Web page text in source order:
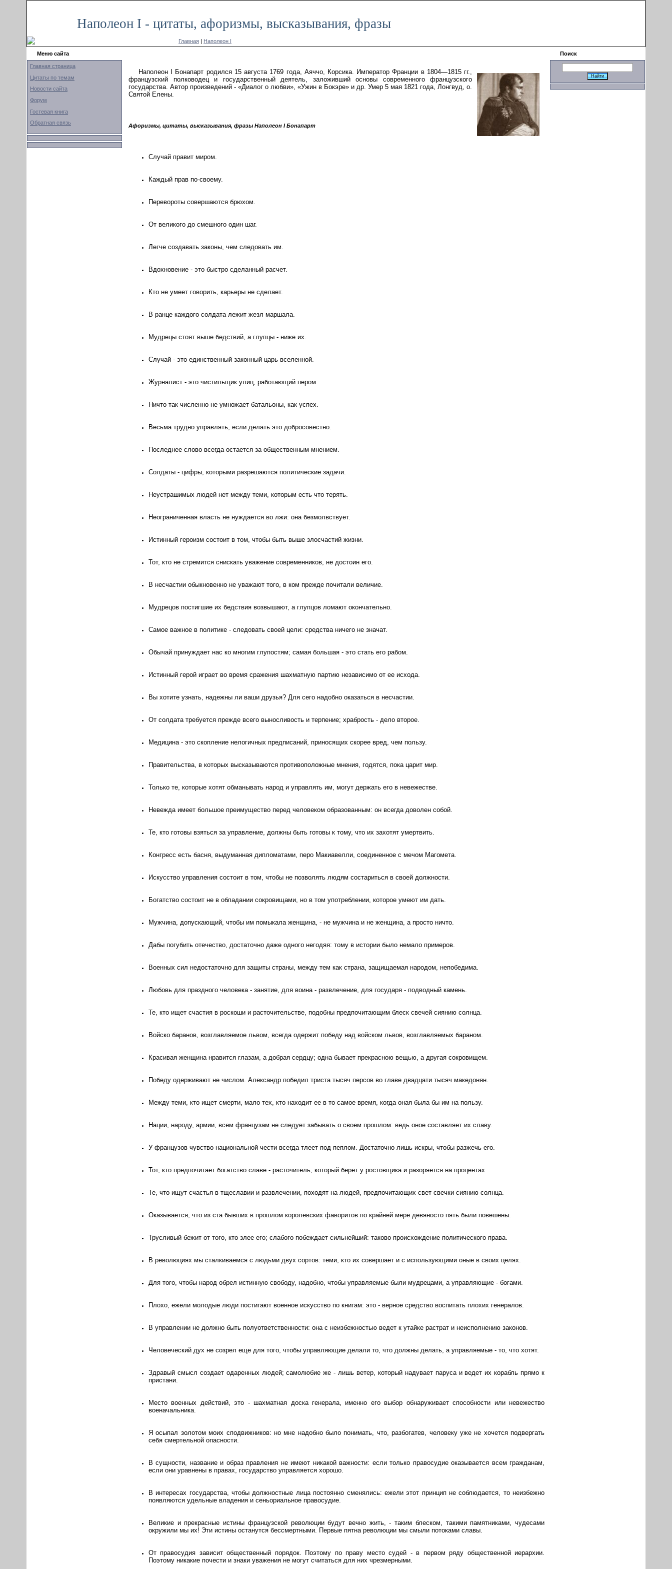
Наполеон I - цитаты, афоризмы, высказывания, фразы
Главная | Наполеон I
Меню сайта
Главная страница
Цитаты по темам
Новости сайта
Форум
Гостевая книга
Обратная связь
Наполеон I Бонапарт родился 15 августа 1769 года, Аяччо, Корсика. Император Франции в 1804—1815 гг.,
французский полководец и государственный деятель, заложивший основы современного французского
государства. Автор произведений - «Диалог о любви», «Ужин в Бокэре» и др. Умер 5 мая 1821 года, Лонгвуд, о.
Святой Елены.
Афоризмы, цитаты, высказывания, фразы Наполеон I Бонапарт
Случай правит миром.
Каждый прав по-своему.
Перевороты совершаются брюхом.
От великого до смешного один шаг.
Легче создавать законы, чем следовать им.
Вдохновение - это быстро сделанный расчет.
Кто не умеет говорить, карьеры не сделает.
В ранце каждого солдата лежит жезл маршала.
Мудрецы стоят выше бедствий, а глупцы - ниже их.
Случай - это единственный законный царь вселенной.
Журналист - это чистильщик улиц, работающий пером.
Ничто так численно не умножает батальоны, как успех.
Весьма трудно управлять, если делать это добросовестно.
Последнее слово всегда остается за общественным мнением.
Солдаты - цифры, которыми разрешаются политические задачи.
Неустрашимых людей нет между теми, которым есть что терять.
Неограниченная власть не нуждается во лжи: она безмолвствует.
Истинный героизм состоит в том, чтобы быть выше злосчастий жизни.
Тот, кто не стремится снискать уважение современников, не достоин его.
В несчастии обыкновенно не уважают того, в ком прежде почитали величие.
Мудрецов постигшие их бедствия возвышают, а глупцов ломают окончательно.
Самое важное в политике - следовать своей цели: средства ничего не значат.
Обычай принуждает нас ко многим глупостям; самая большая - это стать его рабом.
Истинный герой играет во время сражения шахматную партию независимо от ее исхода.
Вы хотите узнать, надежны ли ваши друзья? Для сего надобно оказаться в несчастии.
От солдата требуется прежде всего выносливость и терпение; храбрость - дело второе.
Медицина - это скопление нелогичных предписаний, приносящих скорее вред, чем пользу.
Правительства, в которых высказываются противоположные мнения, годятся, пока царит мир.
Только те, которые хотят обманывать народ и управлять им, могут держать его в невежестве.
Невежда имеет большое преимущество перед человеком образованным: он всегда доволен собой.
Те, кто готовы взяться за управление, должны быть готовы к тому, что их захотят умертвить.
Конгресс есть басня, выдуманная дипломатами, перо Макиавелли, соединенное с мечом Магомета.
Искусство управления состоит в том, чтобы не позволять людям состариться в своей должности.
Богатство состоит не в обладании сокровищами, но в том употреблении, которое умеют им дать.
Мужчина, допускающий, чтобы им помыкала женщина, - не мужчина и не женщина, а просто ничто.
Дабы погубить отечество, достаточно даже одного негодяя: тому в истории было немало примеров.
Военных сил недостаточно для защиты страны, между тем как страна, защищаемая народом, непобедима.
Любовь для праздного человека - занятие, для воина - развлечение, для государя - подводный камень.
Те, кто ищет счастия в роскоши и расточительстве, подобны предпочитающим блеск свечей сиянию солнца.
Войско баранов, возглавляемое львом, всегда одержит победу над войском львов, возглавляемых бараном.
Красивая женщина нравится глазам, а добрая сердцу; одна бывает прекрасною вещью, а другая сокровищем.
Победу одерживают не числом. Александр победил триста тысяч персов во главе двадцати тысяч македонян.
Между теми, кто ищет смерти, мало тех, кто находит ее в то самое время, когда оная была бы им на пользу.
Нации, народу, армии, всем французам не следует забывать о своем прошлом: ведь оное составляет их славу.
У французов чувство национальной чести всегда тлеет под пеплом. Достаточно лишь искры, чтобы разжечь его.
Тот, кто предпочитает богатство славе - расточитель, который берет у ростовщика и разоряется на процентах.
Те, что ищут счастья в тщеславии и развлечении, походят на людей, предпочитающих свет свечки сиянию солнца.
Оказывается, что из ста бывших в прошлом королевских фаворитов по крайней мере девяносто пять были повешены.
Трусливый бежит от того, кто злее его; слабого побеждает сильнейший: таково происхождение политического права.
В революциях мы сталкиваемся с людьми двух сортов: теми, кто их совершает и с использующими оные в своих целях.
Для того, чтобы народ обрел истинную свободу, надобно, чтобы управляемые были мудрецами, а управляющие - богами.
Плохо, ежели молодые люди постигают военное искусство по книгам: это - верное средство воспитать плохих генералов.
В управлении не должно быть полуответственности: она с неизбежностью ведет к утайке растрат и неисполнению законов.
Человеческий дух не созрел еще для того, чтобы управляющие делали то, что должны делать, а управляемые - то, что хотят.
Здравый смысл создает одаренных людей; самолюбие же - лишь ветер, который надувает паруса и ведет их корабль прямо к
пристани.
Место военных действий, это - шахматная доска генерала, именно его выбор обнаруживает способности или невежество
военачальника.
Я осыпал золотом моих сподвижников: но мне надобно было понимать, что, разбогатев, человеку уже не хочется подвергать
себя смертельной опасности.
В сущности, название и образ правления не имеют никакой важности: если только правосудие оказывается всем гражданам,
если они уравнены в правах, государство управляется хорошо.
В интересах государства, чтобы должностные лица постоянно сменялись: ежели этот принцип не соблюдается, то неизбежно
появляются удельные владения и сеньориальное правосудие.
Великие и прекрасные истины французской революции будут вечно жить, - таким блеском, такими памятниками, чудесами
окружили мы их! Эти истины останутся бессмертными. Первые пятна революции мы смыли потоками славы.
От правосудия зависит общественный порядок. Поэтому по праву место судей - в первом ряду общественной иерархии.
Поэтому никакие почести и знаки уважения не могут считаться для них чрезмерными.
Поиск